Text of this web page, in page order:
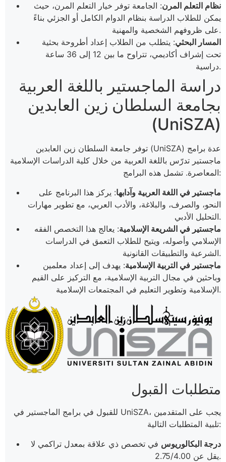
نظام التعلم المرن: الجامعة توفر خيار التعلم المرن، حيث
يمكن للطلاب الدراسة بنظام الدوام الكامل أو الجزئي بناءً
على ظروفهم الشخصية والمهنية.
المسار البحثي: يتطلب من الطلاب إعداد أطروحة بحثية
تحت إشراف أكاديمي، تتراوح ما بين 12 إلى 36 ساعة
دراسية.
دراسة الماجستير باللغة العربية
بجامعة السلطان زين العابدين
(UniSZA)
توفر جامعة السلطان زين العابدين (UniSZA) عدة برامج
ماجستير تدرّس باللغة العربية من خلال كلية الدراسات الإسلامية
المعاصرة. تشمل هذه البرامج:
ماجستير في اللغة العربية وآدابها: يركز هذا البرنامج على
النحو، والصرف، والبلاغة، والأدب العربي، مع تطوير مهارات
التحليل الأدبي.
ماجستير في الشريعة الإسلامية: يعالج هذا التخصص الفقه
الإسلامي وأصوله، ويتيح للطلاب التعمق في الدراسات
الشرعية والتطبيقات القانونية.
ماجستير في التربية الإسلامية: يهدف إلى إعداد معلمين
وباحثين في مجال التربية الإسلامية، مع التركيز على القيم
الإسلامية وتطوير التعليم في المجتمعات الإسلامية​.
متطلبات القبول
للقبول في برامج الماجستير في UniSZA، يجب على المتقدمين
تلبية المتطلبات التالية:
درجة البكالوريوس في تخصص ذي علاقة بمعدل تراكمي لا
يقل عن 2.75/4.00.